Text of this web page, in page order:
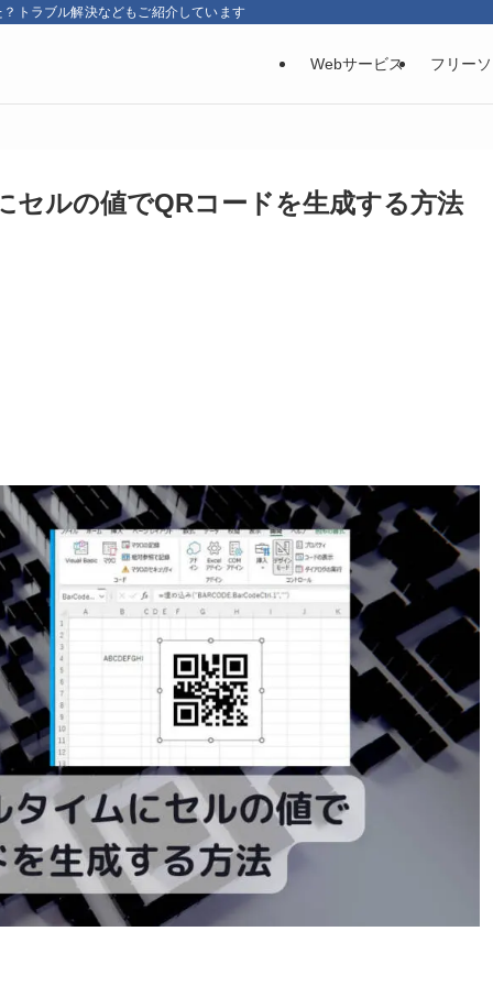
トラブル解決などもご紹介しています
Webサービス フリー
ルの値でQRコードを生成する方法